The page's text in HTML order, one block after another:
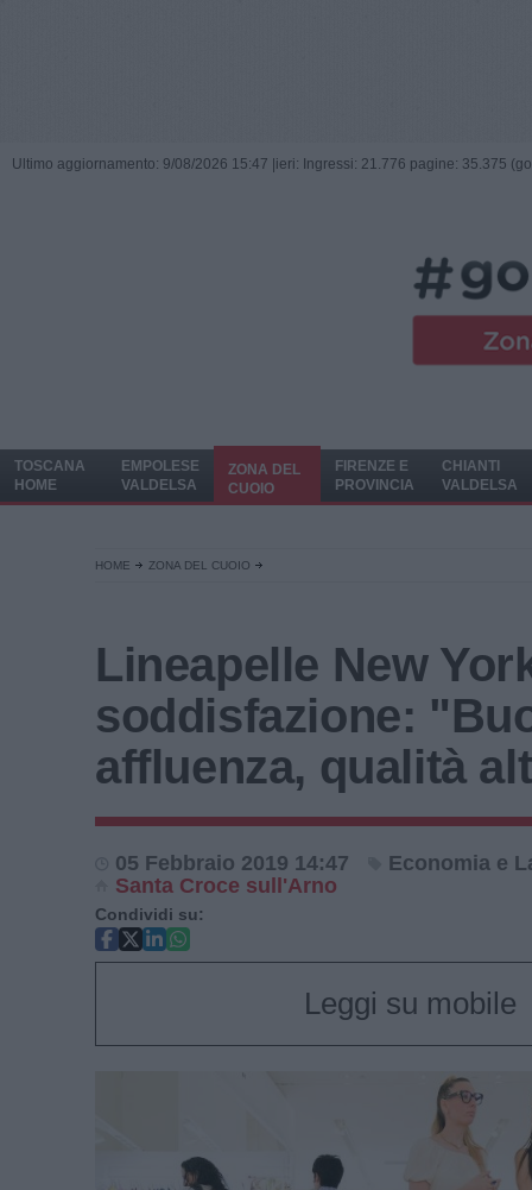
Ultimo aggiornamento: 9/08/2026 15:47 | ieri: Ingressi: 21.776 pagine: 35.375
TOSCANA
HOME
EMPOLESE
VALDELSA
ZONA DEL
CUOIO
FIRENZE E
PROVINCIA
CHIANTI
VALDELSA
HOME ZONA DEL CUOIO
Lineapelle New
soddisfazione:
affluenza, qualità
05 Febbraio 2019 14:47
Economia e
Santa Croce sull'Arno
Condividi su:
Leggi su mobile